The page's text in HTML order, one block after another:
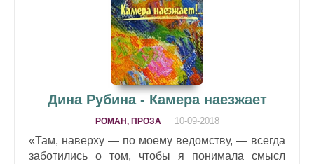
Дина Рубина - Камера наезжает
РОМАН, ПРОЗА 10-09-2018
«Там, наверху — по моему ведомству, — всегда
заботились о том, чтобы я понимала смысл